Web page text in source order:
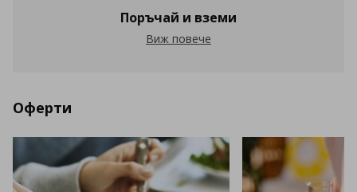
Поръчай и вземи
Поръчай и вземи
Виж повече
Оферти